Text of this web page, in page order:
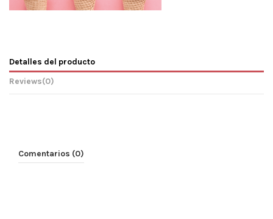
Detalles del producto
Reviews(0)
Comentarios (0)